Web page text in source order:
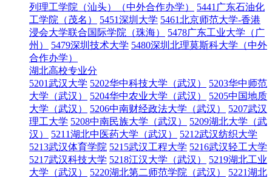
列理工学院（汕头）（中外合作办学）
5441广东石油化
工学院（茂名）
5451深圳大学 5461北京师范大学-香港
浸会大学联合国际学院（珠海）
5478广东工业大学（广
州）
5479深圳技术大学 5480深圳北理莫斯科大学（中外
合作办学）
湖北高校专业分
5201武汉大学 5202华中科技大学（武汉）
5203华中师范
大学（武汉）
5204华中农业大学（武汉）
5205中国地质
大学（武汉）
5206中南财经政法大学（武汉）
5207武汉
理工大学 5208中南民族大学（武汉）
5209湖北大学（武
汉）
5211湖北中医药大学（武汉）
5212武汉纺织大学
5213武汉体育学院 5215武汉工程大学 5216武汉轻工大学
5217武汉科技大学 5218江汉大学（武汉）
5219湖北工业
大学（武汉）
5220湖北第二师范学院（武汉）
5221湖北